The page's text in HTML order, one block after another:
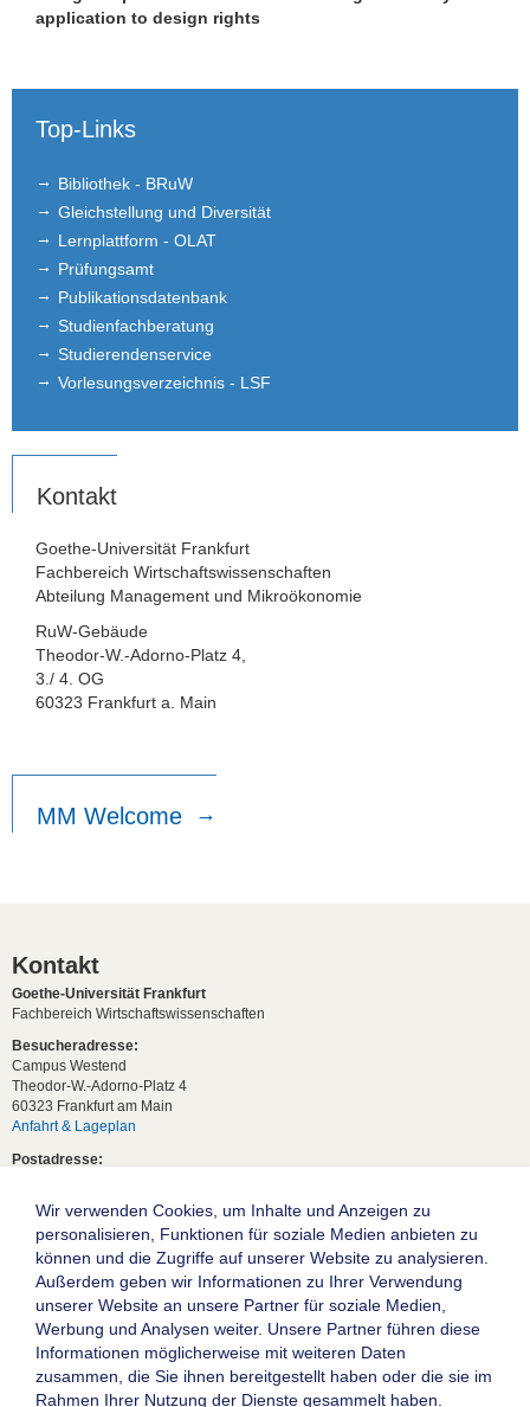
Links
Kontakt
application to design rights
Top-Links
Bibliothek - BRuW
Gleichstellung und Diversität
Lernplattform - OLAT
Prüfungsamt
Publikationsdatenbank
Studienfachberatung
Studierendenservice
Vorlesungsverzeichnis - LSF
Kontakt
Goethe-Universität Frankfurt
Fachbereich Wirtschaftswissenschaften
Abteilung Management und Mikroökonomie
RuW-Gebäude
Theodor-W.-Adorno-Platz 4,
3./ 4. OG
60323 Frankfurt a. Main
MM Welcome
Kontakt
Goethe-Universität Frankfurt
Fachbereich Wirtschaftswissenschaften
Besucheradresse:
Campus Westend
Theodor-W.-Adorno-Platz 4
60323 Frankfurt am Main
Anfahrt & Lageplan
Postadresse:
Studentische Anfragen:
studium[at]wiwi.uni-frankfurt[dot]de
Allgemeine Anfragen:
dekanat02[at]wiwi.uni-frankfurt[dot]de
Die Goethe-Universität Frankfurt am Main
Wir verwenden Cookies, um Inhalte und Anzeigen zu
personalisieren, Funktionen für soziale Medien anbieten zu
können und die Zugriffe auf unserer Website zu analysieren.
Außerdem geben wir Informationen zu Ihrer Verwendung
unserer Website an unsere Partner für soziale Medien,
Werbung und Analysen weiter. Unsere Partner führen diese
Informationen möglicherweise mit weiteren Daten
zusammen, die Sie ihnen bereitgestellt haben oder die sie im
Rahmen Ihrer Nutzung der Dienste gesammelt haben.